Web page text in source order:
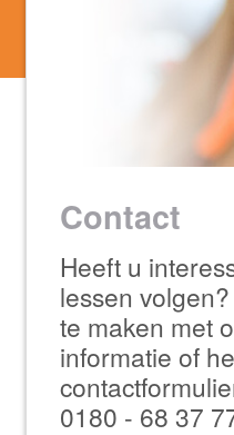
Contact
Heeft u
lessen
te maken met
informatie of
0180 - 68 37